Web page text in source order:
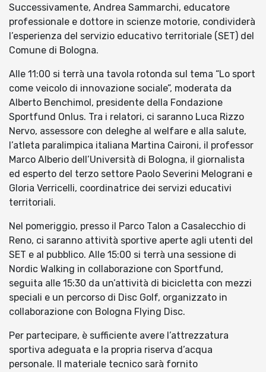
Successivamente, Andrea Sammarchi, educatore
professionale e dottore in scienze motorie, condividerà
l’esperienza del servizio educativo territoriale (SET) del
Comune di Bologna.
Alle 11:00 si terrà una tavola rotonda sul tema “Lo sport
come veicolo di innovazione sociale”, moderata da
Alberto Benchimol, presidente della Fondazione
Sportfund Onlus. Tra i relatori, ci saranno Luca Rizzo
Nervo, assessore con deleghe al welfare e alla salute,
l’atleta paralimpica italiana Martina Caironi, il professor
Marco Alberio dell’Università di Bologna, il giornalista
ed esperto del terzo settore Paolo Severini Melograni e
Gloria Verricelli, coordinatrice dei servizi educativi
territoriali.
Nel pomeriggio, presso il Parco Talon a Casalecchio di
Reno, ci saranno attività sportive aperte agli utenti del
SET e al pubblico. Alle 15:00 si terrà una sessione di
Nordic Walking in collaborazione con Sportfund,
seguita alle 15:30 da un’attività di bicicletta con mezzi
speciali e un percorso di Disc Golf, organizzato in
collaborazione con Bologna Flying Disc.
Per partecipare, è sufficiente avere l’attrezzatura
sportiva adeguata e la propria riserva d’acqua
personale. Il materiale tecnico sarà fornito